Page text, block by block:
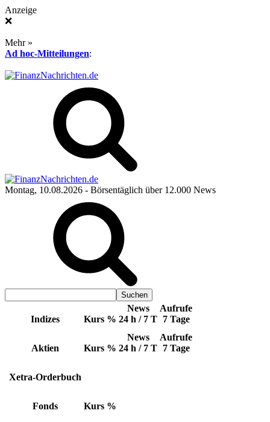
Anzeige
❌
Mehr »
Ad hoc-Mitteilungen:
Montag, 10.08.2026 - Börsentäglich über 12.000 News
Indizes Kurs %
News
24 h / 7 T
Aufrufe
7 Tage
Aktien Kurs %
News
24 h / 7 T
Aufrufe
7 Tage
Xetra-Orderbuch
Fonds Kurs %